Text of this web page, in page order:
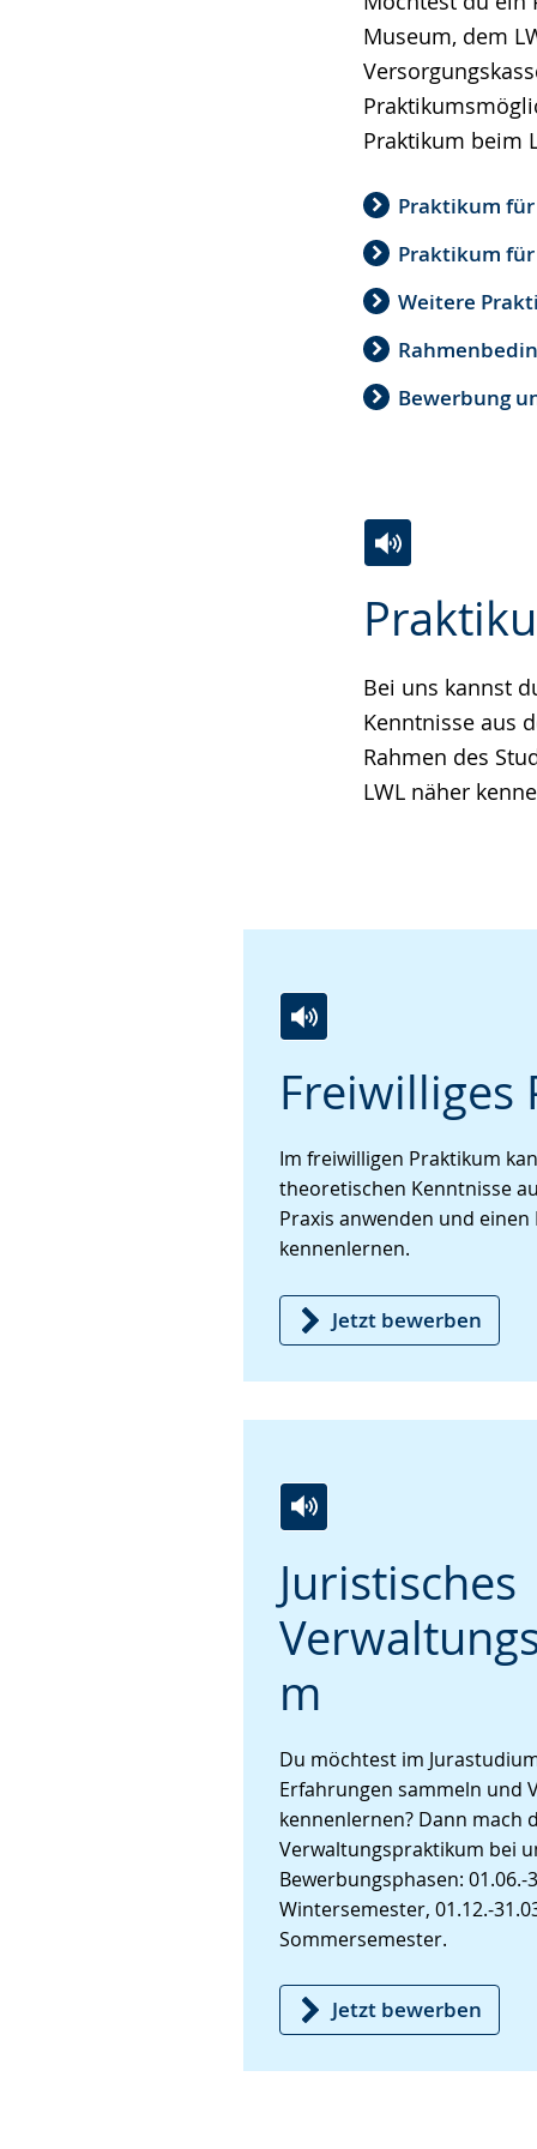
Museum, dem
Praktikum beim
Praktikum
Praktikum
Weitere
Bewerbung
angezeigt.
Bei uns kannst
Kenntnisse aus
Rahmen des
LWL näher
Leichten
wechseln.
Audio-
Video
Deutscher
wird
angezeigt.
Freiwilliges
Leichten
Sprache
Audio-
Unterstützung.
Video
in
Gebärdensprache
wird
angezeigt.
Im freiwilligen Praktikum
theoretischen Kenntnisse
Praxis anwenden und einen
kennenlernen.
Jetzt bewerben
Juristisches
m
Leichten
Sprache
wechseln.
Audio-
Unterstützung.
Video
in
Deutscher
Gebärdensprache
wird
Du möchtest im
Erfahrungen sammeln und
kennenlernen? Dann mach
Verwaltungspraktikum bei
Bewerbungsphasen: 01.06.-
Wintersemester, 01.12.-
Sommersemester.
Jetzt bewerben